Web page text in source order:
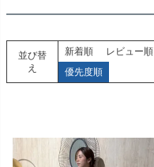
並び替
え
新着順 レビュー順
優先度順